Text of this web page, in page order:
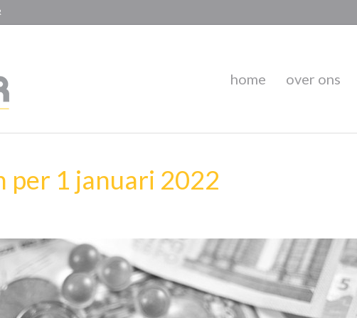
home over ons
per 1 januari 2022